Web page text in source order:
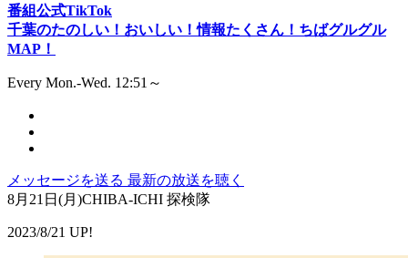
番組公式TikTok
千葉のたのしい！おいしい！情報たくさん！ちばグルグル
MAP！
Every Mon.-Wed. 12:51～
メッセージを送る 最新の放送を聴く
8月21日(月)CHIBA-ICHI 探検隊
2023/8/21 UP!